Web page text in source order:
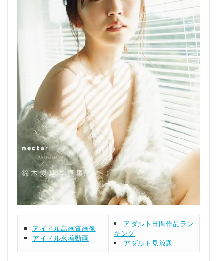
アイドル高画質画像
アイドル水着動画
アダルト日間作品ラン
キング
アダルト見放題